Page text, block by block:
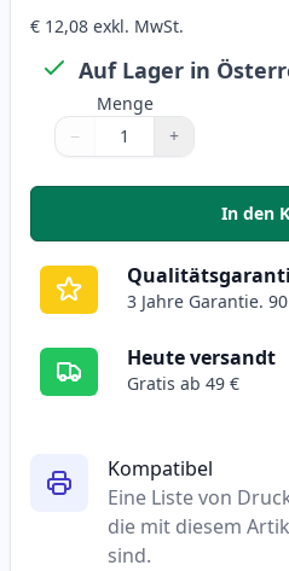
Kompatibel
Eine Liste von
die mit diesem
sind.
€ 12,08 exkl. MwSt.
Auf Lager in
Menge
Menge
Verwenden Sie die Tasten,
− +
Menge 1
In den,
3 Jahre Garantie.
Heute versandt
Gratis ab 49 €